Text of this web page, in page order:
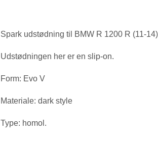
Spark udstødning til BMW R 1200 R (11-
Udstødningen her er en slip-on.
Form: Evo V
Materiale: dark style
Type: homol.